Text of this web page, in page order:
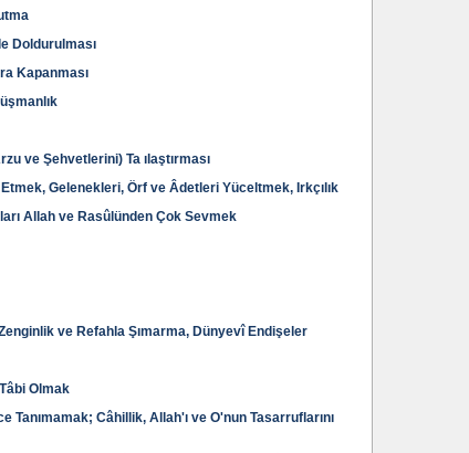
Doldurulması
Kapanması
ve Şehvetlerini) Ta ılaştırması
Gelenekleri, Örf ve Âdetleri Yüceltmek, Irkçılık
Allah ve Rasûlünden Çok Sevmek
ve Refahla Şımarma, Dünyevî Endişeler
Olmak
Tanımamak; Câhillik, Allah'ı ve O'nun Tasarruflarını